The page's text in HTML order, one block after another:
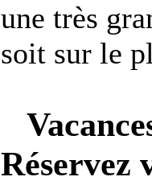
une très
soit sur le
Réservez